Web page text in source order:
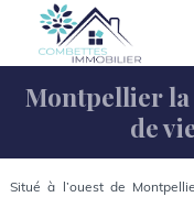
Montpellier la
de
Situé à l’ouest de